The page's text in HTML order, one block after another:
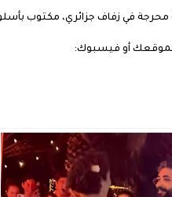
محرجة في زفاف جزائري، مكتوب
لموقعك أو فيسبوك: